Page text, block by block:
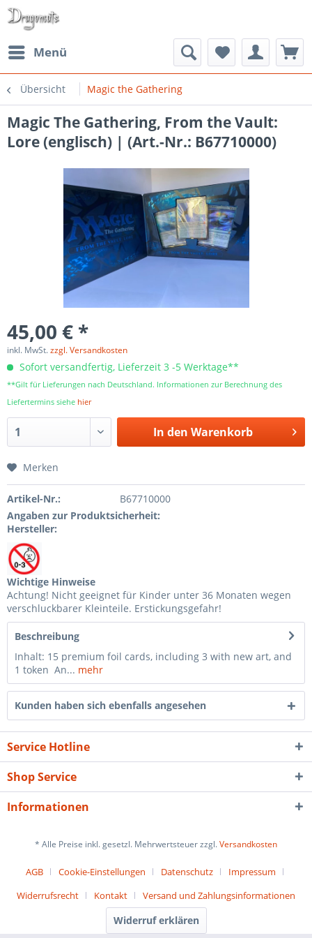
Menü
Übersicht Magic the Gathering
Magic The Gathering, From the Vault:
Lore (englisch) | (Art.-Nr.: B67710000)
45,00 € *
inkl. MwSt.zzgl. Versandkosten
Sofort versandfertig, Lieferzeit 3 -5 Werktage**
**Gilt für Lieferungen nach Deutschland. Informationen zur Berechnung des
Liefertermins siehe hier
In den Warenkorb
Merken
Artikel-Nr.:
B67710000
Angaben zur Produktsicherheit:
Hersteller:
Wichtige Hinweise
Achtung! Nicht geeignet für Kinder unter 36 Monaten wegen
verschluckbarer Kleinteile. Erstickungsgefahr!
Beschreibung
Inhalt: 15 premium foil cards, including 3 with new art, and
1 token An... mehr
Kunden haben sich ebenfalls angesehen
Service Hotline
Shop Service
Informationen
* Alle Preise inkl. gesetzl. Mehrwertsteuer zzgl.Versandkosten
AGB Cookie-Einstellungen Datenschutz
Impressum
Widerrufsrecht
Kontakt Versand und Zahlungsinformationen
Widerruf erklären